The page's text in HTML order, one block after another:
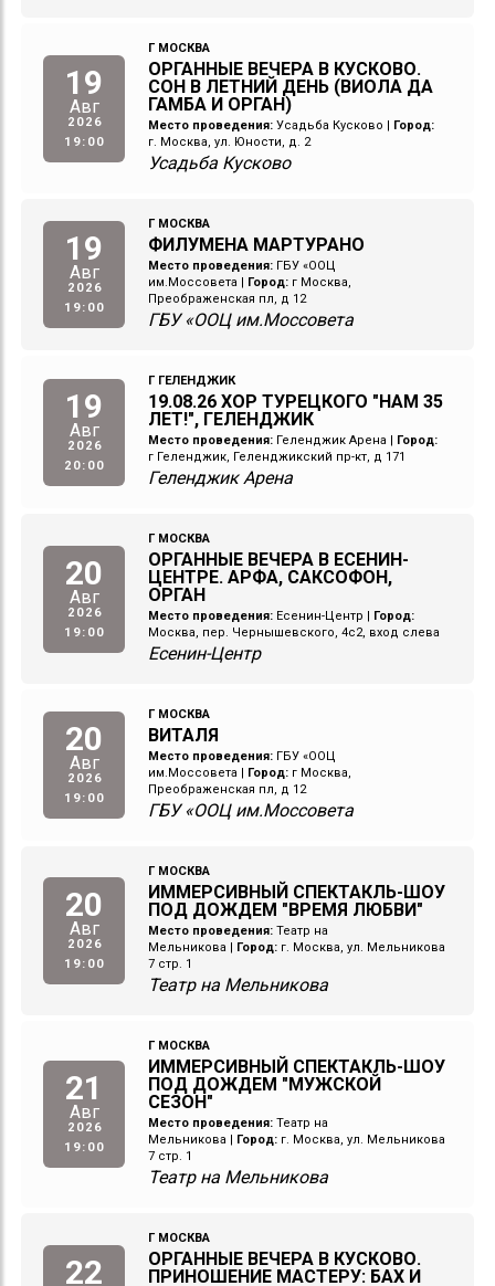
19
Авг
2026
19:00
Г МОСКВА
ОРГАННЫЕ ВЕЧЕРА В КУСКОВО.
СОН В ЛЕТНИЙ ДЕНЬ (ВИОЛА ДА
ГАМБА И ОРГАН)
Место проведения: Усадьба Кусково
Город:
г. Москва, ул. Юности, д. 2
Усадьба Кусково
19
Авг
2026
19:00
Г МОСКВА
ФИЛУМЕНА МАРТУРАНО
Место проведения: ГБУ «ООЦ
им.Моссовета
Город: г Москва,
Преображенская пл, д 12
ГБУ «ООЦ им.Моссовета
19
Авг
2026
20:00
Г ГЕЛЕНДЖИК
19.08.26 ХОР ТУРЕЦКОГО "НАМ 35
ЛЕТ!", ГЕЛЕНДЖИК
Место проведения: Геленджик Арена
Город:
г Геленджик, Геленджикский пр-кт, д 171
Геленджик Арена
20
Авг
2026
19:00
Г МОСКВА
ОРГАННЫЕ ВЕЧЕРА В ЕСЕНИН-
ЦЕНТРЕ. АРФА, САКСОФОН,
ОРГАН
Место проведения: Есенин-Центр
Город:
Москва, пер. Чернышевского, 4с2, вход слева
Есенин-Центр
20
Авг
2026
19:00
Г МОСКВА
ВИТАЛЯ
Место проведения: ГБУ «ООЦ
им.Моссовета
Город: г Москва,
Преображенская пл, д 12
ГБУ «ООЦ им.Моссовета
20
Авг
2026
19:00
Г МОСКВА
ИММЕРСИВНЫЙ СПЕКТАКЛЬ-ШОУ
ПОД ДОЖДЕМ "ВРЕМЯ ЛЮБВИ"
Место проведения: Театр на
Мельникова
Город: г. Москва, ул. Мельникова
7 стр. 1
Театр на Мельникова
21
Авг
2026
19:00
Г МОСКВА
ИММЕРСИВНЫЙ СПЕКТАКЛЬ-ШОУ
ПОД ДОЖДЕМ "МУЖСКОЙ
СЕЗОН"
Место проведения: Театр на
Мельникова
Город: г. Москва, ул. Мельникова
7 стр. 1
Театр на Мельникова
22
Г МОСКВА
ОРГАННЫЕ ВЕЧЕРА В КУСКОВО.
ПРИНОШЕНИЕ МАСТЕРУ: БАХ И